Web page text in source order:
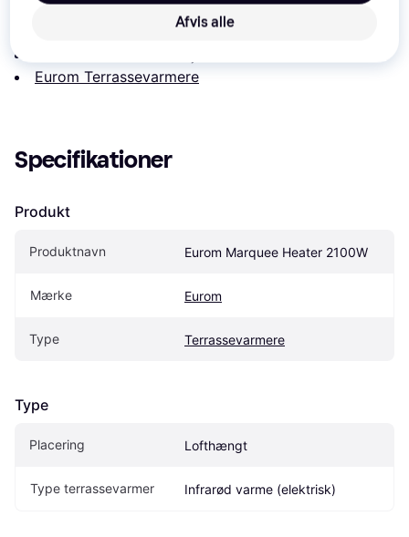
1.149 kr.. Det er den bedste pris lige nu hos 1 butik.
Eurom Terrassevarmere
Specifikationer
Produkt
Produktnavn Eurom Marquee Heater 2100W
Mærke Eurom
Type Terrassevarmere
Type
Placering Lofthængt
Type terrassevarmer Infrarød varme (elektrisk)
Afvis alle